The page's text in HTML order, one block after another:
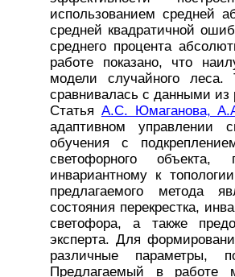
использованием средней
средней квадратичной
среднего процента
работе показано, что
модели случайного леса.
сравнивалась с данными из
Статья А.С. Юмаганова,
адаптивном управлении
обучения с
светофорного объекта,
инвариантному к
предлагаемого метода
состояния перекрестка,
светофора, а также
эксперта. Для
различные параметры,
Предлагаемый в работе